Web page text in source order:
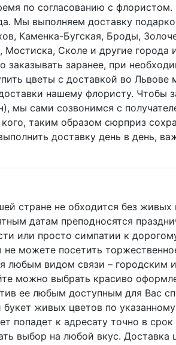
по согласованию с
Мы выполняем доставку
Каменка-Бугская, Броды,
Сколе и другие города
заранее, при
цветы с доставкой во Львове
нашему флористу. Чтобы
мы сами созвонимся с
таким образом сюрприз
доставку день в день,
стране не обходится без
датам преподносятся
или просто симпатии к
не можете посетить
любым видом связи –
можно выбрать красиво
ее любым доступным для Вас
живых цветов по
попадет к адресату точно в
выбор на любой вкус.